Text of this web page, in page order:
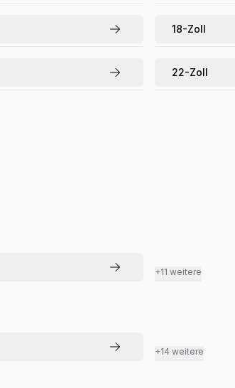
18-Zoll
22-Zoll
+11 weitere
+14 weitere